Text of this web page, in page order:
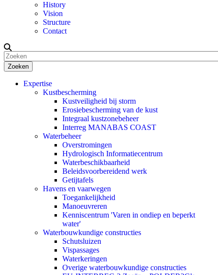
History
Vision
Structure
Contact
Zoeken
Expertise
Kustbescherming
Kustveiligheid bij storm
Erosiebescherming van de kust
Integraal kustzonebeheer
Interreg MANABAS COAST
Waterbeheer
Overstromingen
Hydrologisch Informatiecentrum
Waterbeschikbaarheid
Beleidsvoorbereidend werk
Getijtafels
Havens en vaarwegen
Toegankelijkheid
Manoeuvreren
Kenniscentrum 'Varen in ondiep en beperkt
water'
Waterbouwkundige constructies
Schutsluizen
Vispassages
Waterkeringen
Overige waterbouwkundige constructies